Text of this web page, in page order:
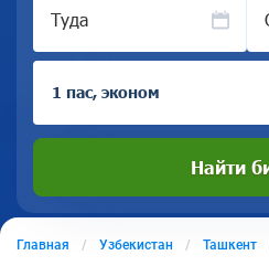
Туда
1 пас, эконом
Найти
Главная Узбекистан Ташкент